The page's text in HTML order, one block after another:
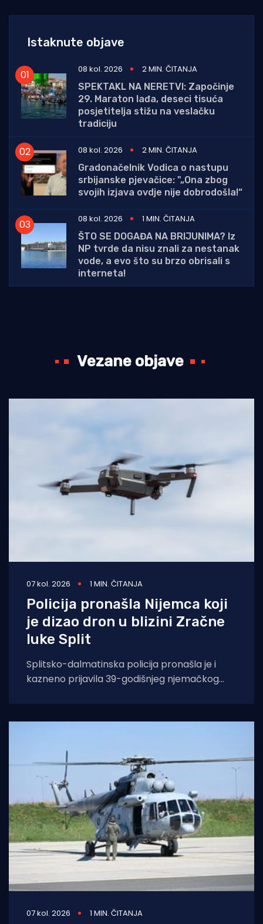
Istaknute objave
08 kol. 2026
2 MIN. ČITANJA
SPEKTAKL NA NERETVI: Započinje
29. Maraton lađa, deseci tisuća
posjetitelja stižu na veslačku
tradiciju
08 kol. 2026
2 MIN. ČITANJA
Gradonačelnik Vodica o nastupu
srbijanske pjevačice: "„Ona zbog
svojih izjava ovdje nije dobrodošla!“
08 kol. 2026
1 MIN. ČITANJA
ŠTO SE DOGAĐA NA BRIJUNIMA? Iz
NP tvrde da nisu znali za nestanak
vode, a evo što su brzo obrisali s
interneta!
Vezane objave
07 kol. 2026 1 MIN. ČITANJA
Policija pronašla Nijemca koji
je dizao dron u blizini Zračne
luke Split
Splitsko-dalmatinska policija pronašla je i
kazneno prijavila 39-godišnjeg njemačkog
07 kol. 2026 1 MIN. ČITANJA